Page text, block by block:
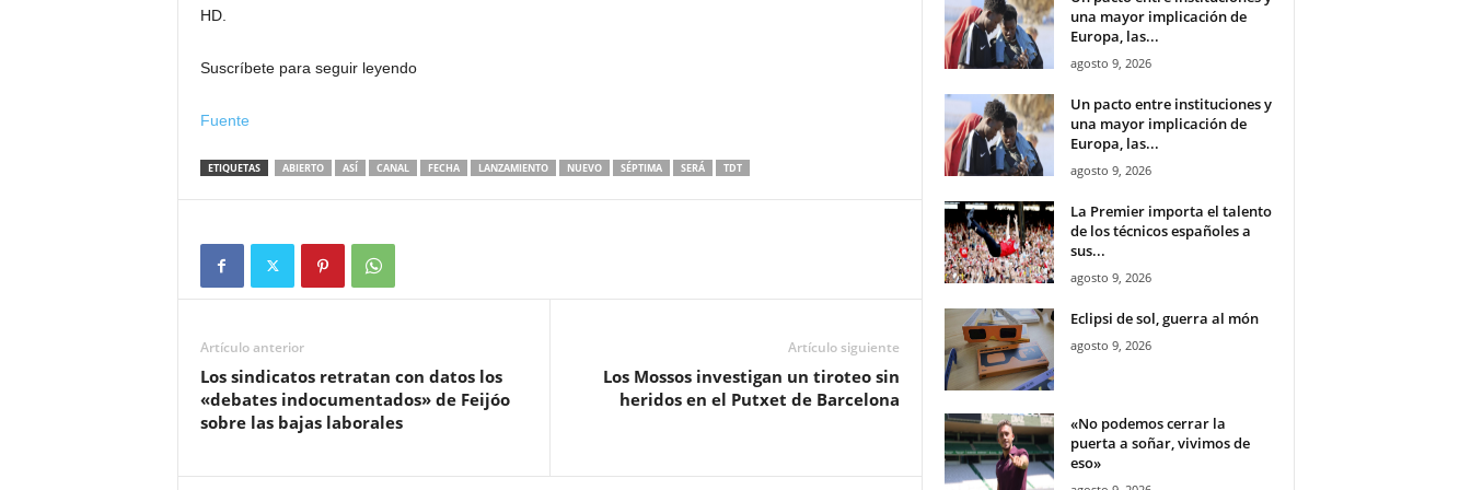
HD.
Suscríbete para seguir leyendo
Fuente
ETIQUETAS ABIERTO ASÍ CANAL FECHA LANZAMIENTO NUEVO SÉPTIMA SERÁ TDT
Artículo anterior
Los sindicatos retratan con datos los
«debates indocumentados» de Feijóo
sobre las bajas laborales
Artículo siguiente
Los Mossos investigan un tiroteo sin
heridos en el Putxet de Barcelona
una mayor implicación de
Europa, las...
agosto 9, 2026
Un pacto entre instituciones y
una mayor implicación de
Europa, las...
agosto 9, 2026
La Premier importa el talento
de los técnicos españoles a
sus...
agosto 9, 2026
Eclipsi de sol, guerra al món
agosto 9, 2026
«No podemos cerrar la
puerta a soñar, vivimos de
eso»